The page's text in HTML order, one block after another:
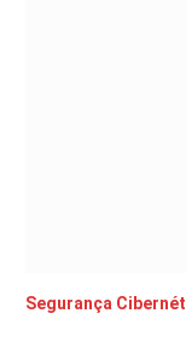
Segurança